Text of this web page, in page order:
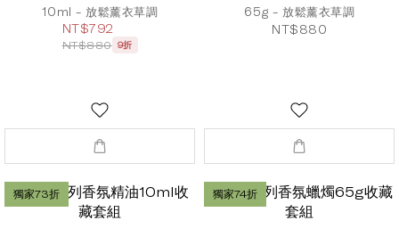
10ml - 放鬆薰衣草調
NT$792
NT$880 9折
65g - 放鬆薰衣草調
NT$880
獨家73折 獨家74折